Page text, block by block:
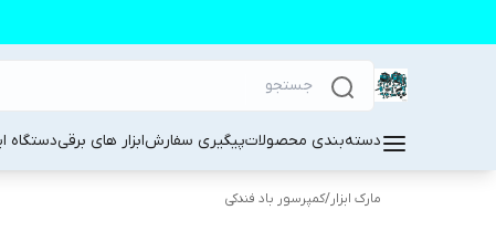
دسته‌بندی محصولاتپیگیری سفارشابزار های برقیدستگاه
مارک ابزار/کمپرسور باد فندکی